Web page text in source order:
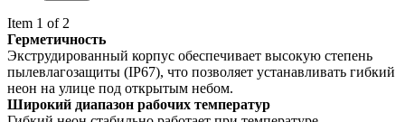
Item 1 of 2
Герметичность
Экструдированный корпус обеспечивает высокую степень
пылевлагозащиты (IP67), что позволяет устанавливать гибкий
неон на улице под открытым небом.
Широкий диапазон рабочих температур